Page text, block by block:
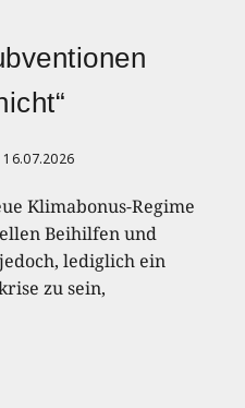
16.07.2026
Klimabonus-Regime
Beihilfen und
lediglich ein
zu sein,